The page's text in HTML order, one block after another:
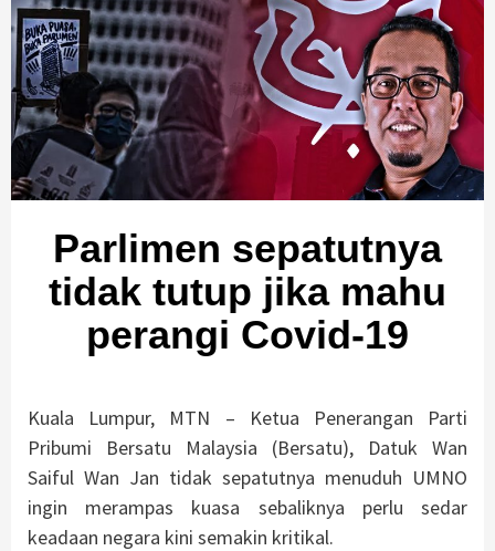
Parlimen sepatutnya
tidak tutup jika mahu
perangi Covid-19
Kuala Lumpur, MTN – Ketua Penerangan Parti
Pribumi Bersatu Malaysia (Bersatu), Datuk Wan
Saiful Wan Jan tidak sepatutnya menuduh UMNO
ingin merampas kuasa sebaliknya perlu sedar
keadaan negara kini semakin kritikal.